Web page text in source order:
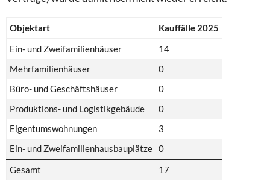
Objektart
Kauffälle 2025
Ein- und Zweifamilienhäuser
14
Mehrfamilienhäuser
0
Büro- und Geschäftshäuser
0
Produktions- und Logistikgebäude
0
Eigentumswohnungen
3
Ein- und Zweifamilienhausbauplätze 0
Gesamt
17